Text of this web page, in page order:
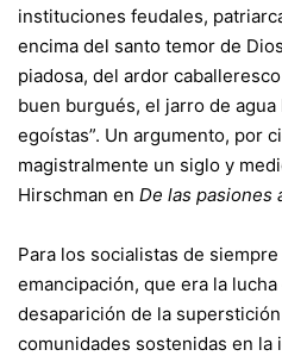
instituciones feudales,
encima del santo temor de
piadosa, del ardor
buen burgués, el jarro de
egoístas”. Un argumento, por
magistralmente un siglo y
Hirschman en De las pasiones
Para los socialistas de
emancipación, que era la
desaparición de la
comunidades sostenidas en la